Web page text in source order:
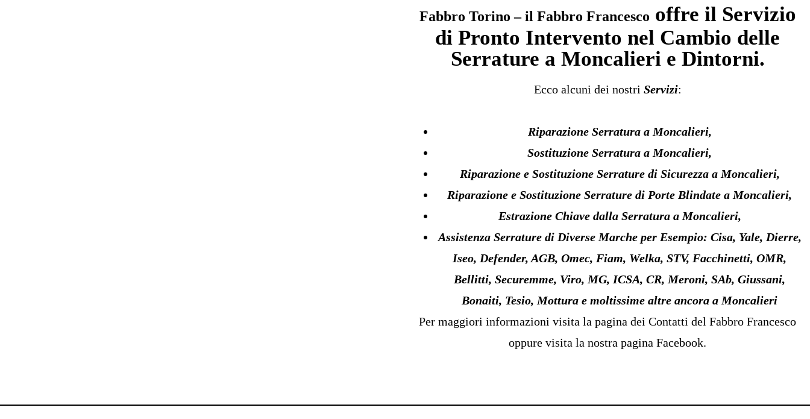
Fabbro Torino – il Fabbro Francesco offre il Servizio
di Pronto Intervento nel Cambio delle
Serrature a Moncalieri e Dintorni.
Ecco alcuni dei nostri Servizi:
Riparazione Serratura a Moncalieri,
Sostituzione Serratura a Moncalieri,
Riparazione e Sostituzione Serrature di Sicurezza a Moncalieri,
Riparazione e Sostituzione Serrature di Porte Blindate a Moncalieri,
Estrazione Chiave dalla Serratura a Moncalieri,
Assistenza Serrature di Diverse Marche per Esempio: Cisa, Yale, Dierre,
Iseo, Defender, AGB, Omec, Fiam, Welka, STV, Facchinetti, OMR,
Bellitti, Securemme, Viro, MG, ICSA, CR, Meroni, SAb, Giussani,
Bonaiti, Tesio, Mottura e moltissime altre ancora a Moncalieri
Per maggiori informazioni visita la pagina dei Contatti del Fabbro Francesco
oppure visita la nostra pagina Facebook.